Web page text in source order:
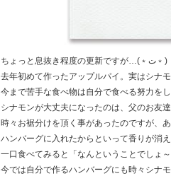
ちょっと息抜き程度の更新ですが…(﹡ت﹡)
去年初めて作ったアップルパイ。実はシナ
今まで苦手な食べ物は自分で食べる努力を
シナモンが大丈夫になったのは、父のお友
時々お裾分けを頂く事があったのですが、
ハンバーグに入れたからといって香りが消
今では自分で作るハンバーグにも時々シナ